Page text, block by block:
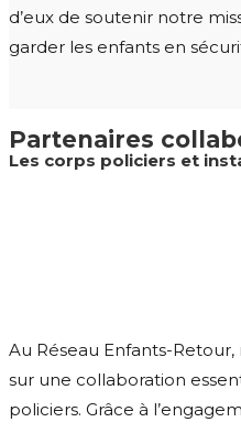
d’eux de soutenir notre
garder les enfants en
Partenaires
Les corps policiers et
Au Réseau Enfants-Retour,
sur une collaboration
policiers. Grâce à